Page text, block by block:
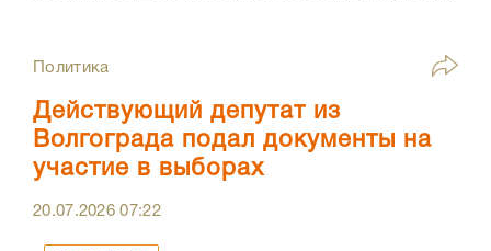
Политика
Действующий депутат из
Волгограда подал документы на
участие в выборах
20.07.202607:22